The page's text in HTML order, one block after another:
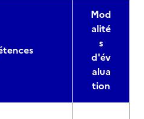
Mod
alité
s
d'év
alua
tion